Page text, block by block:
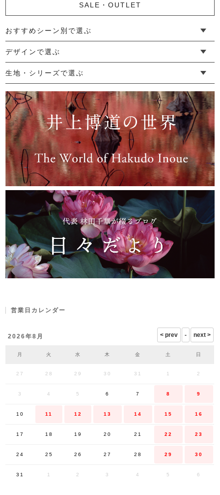
SALE・OUTLET
おすすめシーン別で選ぶ
└ 新生活
└ 和装
└ 旅行
└ 快眠
└ お祝い
デザインで選ぶ
└ ゆったりデザイン
└ 小柄さんにおすすめデザイン
└ 袖付きデザイン
└ メンズ・ユニセックスデザイン
└ 暮らしの黒色特集
生地・シリーズで選ぶ
└ 手紬手織り麻
└ 先染め麻
└ からみ織
└ グレーズリネン
└ 綿麻帆布
└ リネンツイード
└ リネンハンプ
└ ざっくり麻
└ オーガニックの蚊帳
└ かやキノミシリーズ
└ ふちどりシリーズ
└ 花紋シリーズ
└ 小紋シリーズ
└ 華わびシリーズ
└ 波ステッチシリーズ
└ あゆみ鹿シリーズ
└ 森の鹿シリーズ
└ まほろばシリーズ
└ 刺し子渦シリーズ
└ 革の水玉シリーズ
└ 新ビオシリーズ
営業日カレンダー
2026年8月
月 火 水 木 金 土 日
27 28 29 30 31 1 2
3 4 5 6 7 8 9
10 11 12 13 14 15 16
17 18 19 20 21 22 23
24 25 26 27 28 29 30
31 1 2 3 4 5 6